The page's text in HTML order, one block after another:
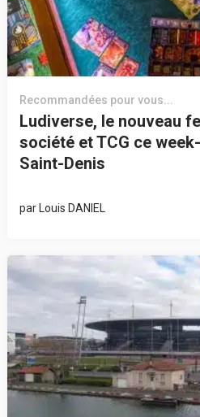
Recommandées pour vous...
Ludiverse, le nouveau
société et TCG ce
Saint-Denis
par Louis DANIEL